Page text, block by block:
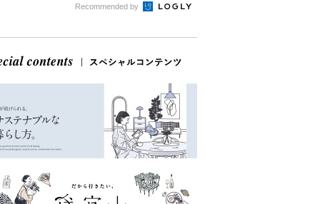
Recommended by